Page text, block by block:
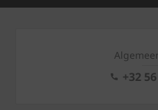
+32